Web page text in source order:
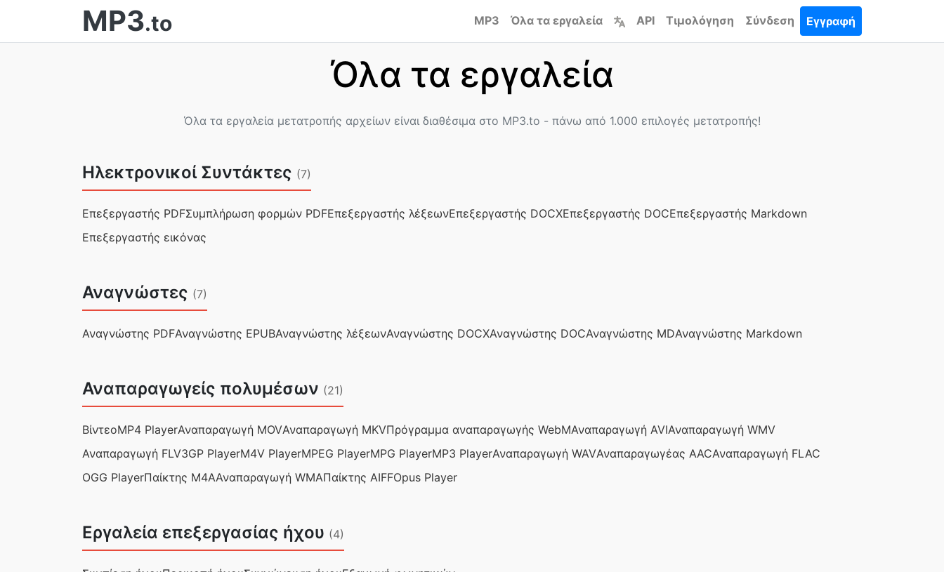
MP3.to MP3 Όλα τα εργαλεία API Τιμολόγηση Σύνδεση Εγγραφή
Όλα τα εργαλεία
Όλα τα εργαλεία μετατροπής αρχείων είναι διαθέσιμα στο MP3.to - πάνω από 1.000 επιλογές μετατροπής!
Ηλεκτρονικοί Συντάκτες (7)
Επεξεργαστής PDFΣυμπλήρωση φορμών PDFΕπεξεργαστής λέξεωνΕπεξεργαστής DOCXΕπεξεργαστής DOCΕπεξεργαστής Markdown
Επεξεργαστής εικόνας
Αναγνώστες (7)
Αναγνώστης PDFΑναγνώστης EPUBΑναγνώστης λέξεωνΑναγνώστης DOCXΑναγνώστης DOCΑναγνώστης MDΑναγνώστης Markdown
Αναπαραγωγείς πολυμέσων (21)
ΒίντεοMP4 PlayerΑναπαραγωγή MOVΑναπαραγωγή MKVΠρόγραμμα αναπαραγωγής WebMΑναπαραγωγή AVIΑναπαραγωγή WMV
Αναπαραγωγή FLV3GP PlayerM4V PlayerMPEG PlayerMPG PlayerMP3 PlayerΑναπαραγωγή WAVΑναπαραγωγέας AACΑναπαραγωγή FLAC
OGG PlayerΠαίκτης M4AΑναπαραγωγή WMAΠαίκτης AIFFOpus Player
Εργαλεία επεξεργασίας ήχου (4)